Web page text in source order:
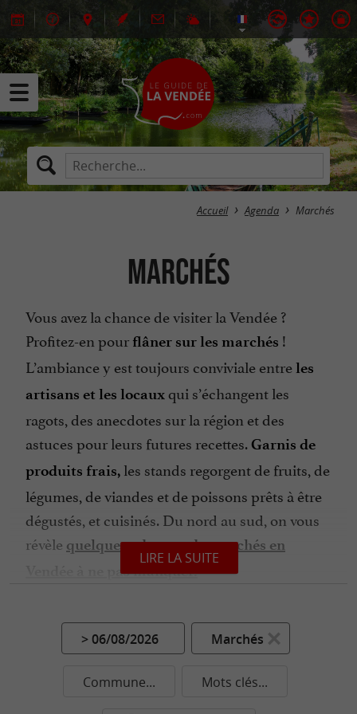
Accueil Agenda Marchés
Marchés
Vous avez la chance de visiter la Vendée ?
Profitez-en pour flâner sur les marchés !
L’ambiance y est toujours conviviale entreles
artisans et les locauxqui s’échangent les
ragots, des anecdotes sur la région et des
astuces pour leurs futures recettes.Garnis de
produits frais, les stands regorgent de fruits, de
légumes, de viandes et de poissons prêts à être
dégustés, et cuisinés. Du nord au sud, on vous
révèle quelques adresses de marchés en
Vendée à ne pas manquer.
est le reflet du centre-ville avec 450 m2
d’exposition marchande et son marché
nocturne du jeudi soir. Le marché des
LIRE LA SUITE
> 06/08/2026 Marchés
Commune... Mots clés...